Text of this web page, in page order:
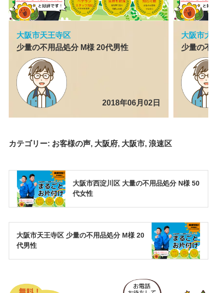
大阪市天王寺区
少量の不用品処分 M様 20代男性
2018年06月02日
大阪市大
少量の不
カテゴリー: お客様の声, 大阪府, 大阪市, 浪速区
大阪市西淀川区 大量の不用品処分 N様 50
代女性
大阪市天王寺区 少量の不用品処分 M様 20
代男性